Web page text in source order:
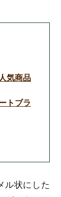
気商品
トブラ
ル状にした